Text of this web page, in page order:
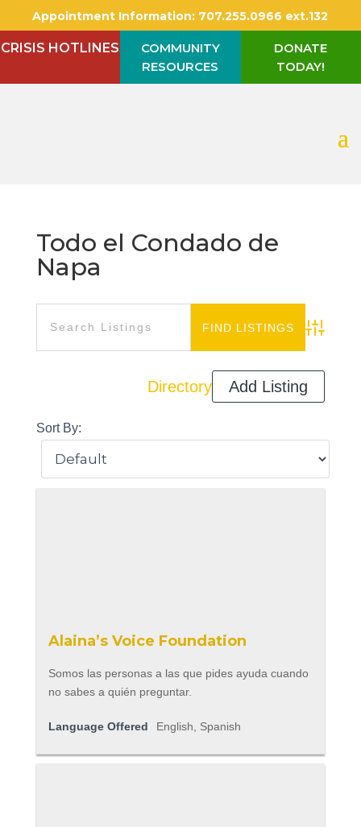
Appointment Information: 707.255.0966 ext.132
CRISIS HOTLINES
COMMUNITY
RESOURCES
DONATE
TODAY!
Todo el Condado de
Napa
Advanced
Directory Add Listing
Sort By:
Alaina’s Voice Foundation
Somos las personas a las que pides ayuda cuando
no sabes a quién preguntar.
Language Offered English, Spanish